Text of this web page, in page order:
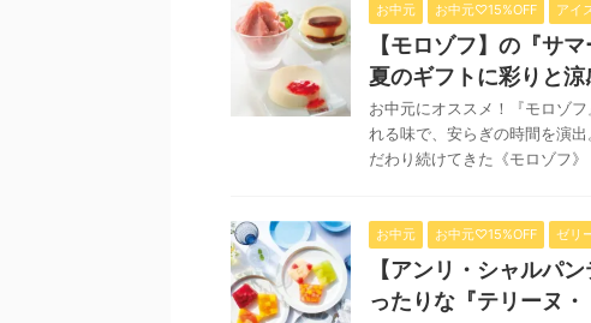
お中元 お中元♡15%OFF アイ
【モロゾフ】の『サ
夏のギフトに彩りと
お中元にオススメ！『モロゾ
れる味で、安らぎの時間を演
だわり続けてきた《モロゾフ
お中元 お中元♡15%OFF ゼリ
【アンリ・シャルパ
ったりな『テリーヌ